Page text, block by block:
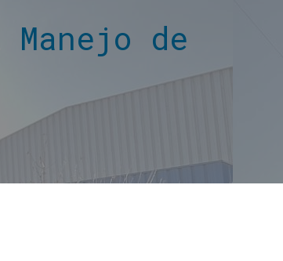
DE RESIDUOS PARA EL MEDIO AMBIENTE
PARA EL MANEJO DE RESIDUOS
de